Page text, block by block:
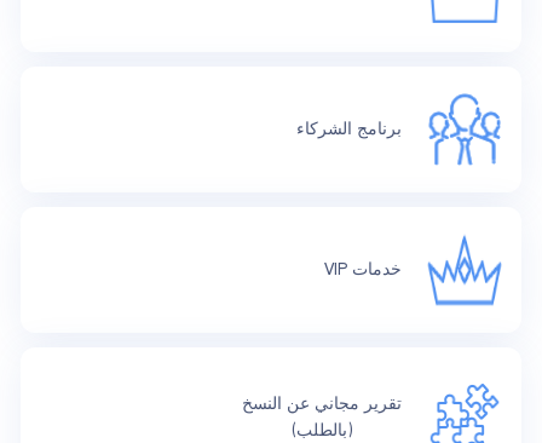
برنامج الشركاء
خدمات VIP
تقرير مجاني عن النسخ
(بالطلب)